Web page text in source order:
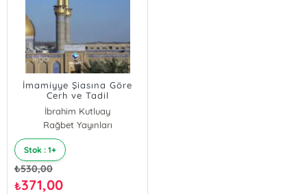
İmamiyye Şiasına Göre
Cerh ve Tadil
İbrahim Kutluay
Rağbet Yayınları
Stok : 1+
₺530,00
₺371,00